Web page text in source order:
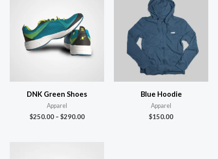
DNK Green Shoes
Apparel
$250.00– $290.00
Blue Hoodie
Apparel
$150.00